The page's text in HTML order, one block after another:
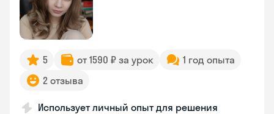
5 от 1590 ₽ за урок
1 год опыта
2 отзыва
Использует личный опыт для решения